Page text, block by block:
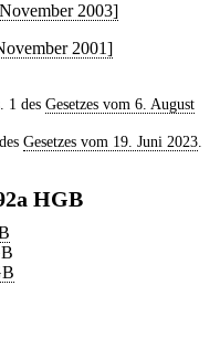
2003]
2001]
1 des Gesetzes vom 6. August
Gesetzes vom 19. Juni 2023.
HGB